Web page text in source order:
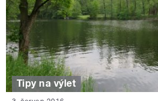
Tipy na výlet